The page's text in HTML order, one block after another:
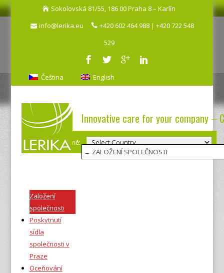
Sokolovská 81/55, 186 00 Praha 8 – Karlín
info@lerika.eu
+420 602 464 988 | +420 722 548
529
Čeština English
Innovative care for your company –
Výběr země:
Založení
společnosti
Poskytnutí
sídla
společnosti v
Praze
Oceňování